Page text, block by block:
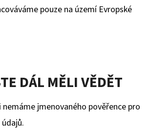
pouze na území Evropské
DÁL MĚLI VĚDĚT
jmenovaného pověřence pro